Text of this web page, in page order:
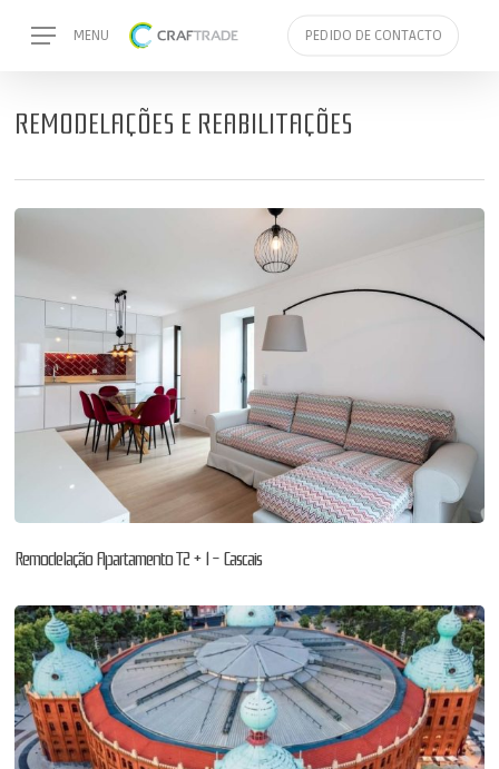
content
MENU PEDIDO DE CONTACTO
REMODELAÇÕES E REABILITAÇÕES
Remodelação Apartamento T2 + 1 – Cascais